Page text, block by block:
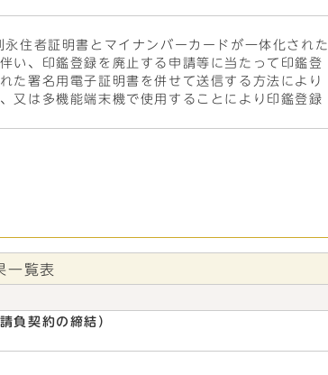
住者証明書とマイナンバーカードが一体化された
い、印鑑登録を廃止する申請等に当たって印鑑登
た署名用電子証明書を併せて送信する方法により
又は多機能端末機で使用することにより印鑑登録
一覧表
負契約の締結）